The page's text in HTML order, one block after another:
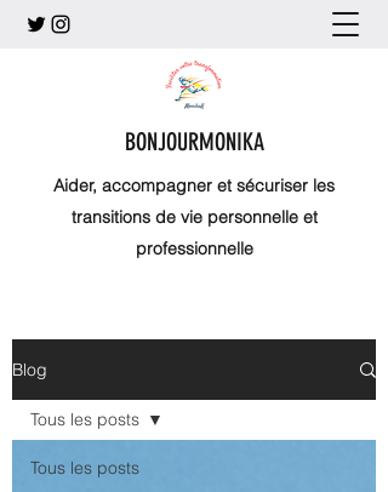
BONJOURMONIKA
Aider, accompagner et sécuriser les
transitions de vie personnelle et
professionnelle
Blog
Tous les posts
Tous les posts